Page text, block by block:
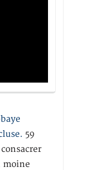
59
moine